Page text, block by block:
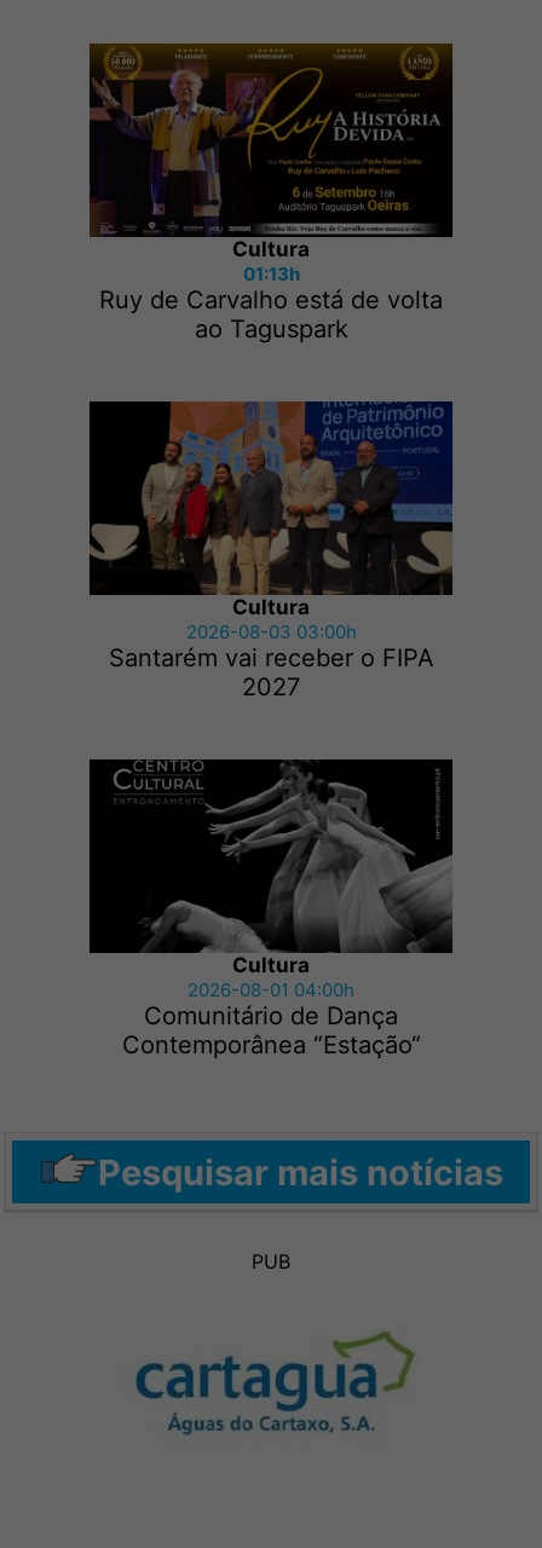
Cultura
01:13h
Ruy de Carvalho está de volta
ao Taguspark
Cultura
2026-08-03 03:00h
Santarém vai receber o FIPA
2027
Cultura
2026-08-01 04:00h
Comunitário de Dança
Contemporânea “Estação“
Pesquisar mais notícias
PUB